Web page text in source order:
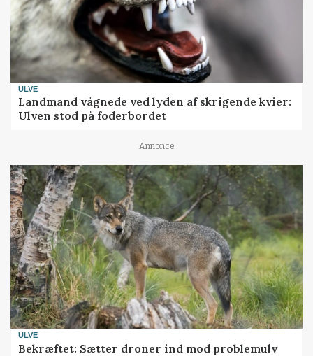
ULVE
Landmand vågnede ved lyden af skrigende kvier:
Ulven stod på foderbordet
Annonce
ULVE
Bekræftet: Sætter droner ind mod problemulv